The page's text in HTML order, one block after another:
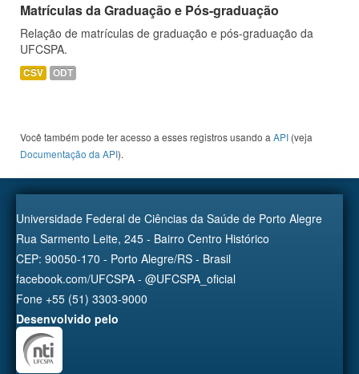
Matrículas da Graduação e Pós-graduação
Relação de matrículas de graduação e pós-graduação da
UFCSPA.
CSV ODT
Você também pode ter acesso a esses registros usando a API (veja
Documentação da API).
Universidade Federal de Ciências da Saúde de Porto Alegre
Rua Sarmento Leite, 245 - Bairro Centro Histórico
CEP: 90050-170 - Porto Alegre/RS - Brasil
facebook.com/UFCSPA - @UFCSPA_oficial
Fone +55 (51) 3303-9000
Desenvolvido pelo